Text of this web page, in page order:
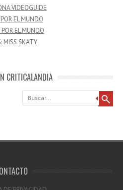
VIDEOGUIDE
EL MUNDO
EL MUNDO
MISS SKATY
CRITICALANDIA
Buscar